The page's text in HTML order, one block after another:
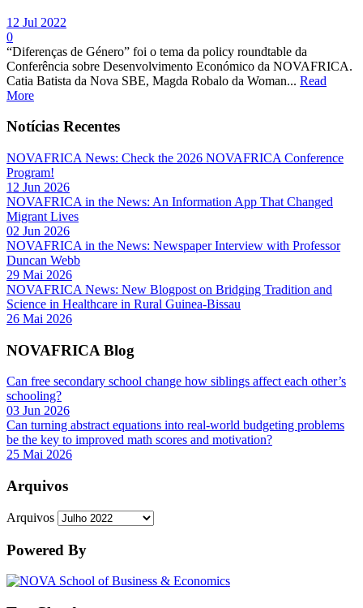
12 Jul 2022
0
“Diferenças de Género” foi o tema da policy roundtable da
Conferência sobre Desenvolvimento Económico da NOVAFRICA.
Catia Batista da Nova SBE, Magda Robalo da Woman... Read
More
Notícias Recentes
NOVAFRICA News: Check the 2026 NOVAFRICA Conference
Program!
12 Jun 2026
NOVAFRICA in the News: An Information App That Changed
Migrant Lives
02 Jun 2026
NOVAFRICA in the News: Newspaper Interview with Professor
Duncan Webb
29 Mai 2026
NOVAFRICA News: New Blogpost on Bridging Tradition and
Science in Healthcare in Rural Guinea-Bissau
26 Mai 2026
NOVAFRICA Blog
Can free secondary school change how siblings affect each other’s
schooling?
03 Jun 2026
Can turning abstract equations into real-world budgeting problems
be the key to improved math scores and motivation?
25 Mai 2026
Arquivos
Arquivos
Powered By